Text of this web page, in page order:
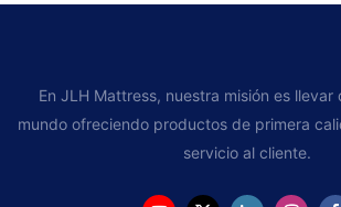
En JLH Mattress, nuestra misión es llevar
mundo ofreciendo productos de primera
servicio al cliente.